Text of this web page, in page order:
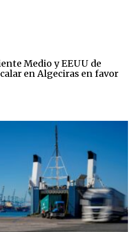
Medio y EEUU de
en Algeciras en favor